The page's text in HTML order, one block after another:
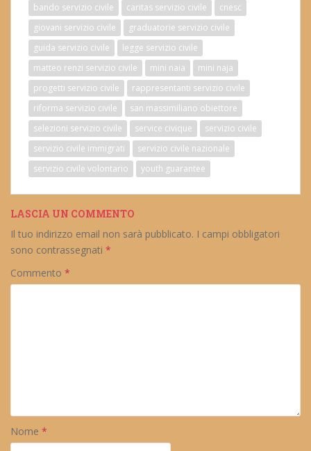
bando servizio civile caritas servizio civile
cnesc
giovani servizio civile
graduatorie servizio civile
guida servizio civile
legge servizio civile
matteo renzi servizio civile
mini naia
mini naja
progetti servizio civile
rappresentanti servizio civile
riforma servizio civile
san massimiliano obiettore
selezioni servizio civile
service civique
servizio civile
servizio civile immigrati
servizio civile nazionale
servizio civile volontario
youth guarantee
LASCIA UN COMMENTO
Il tuo indirizzo email non sarà pubblicato. I campi obbligatori
sono contrassegnati *
Commento *
Nome *